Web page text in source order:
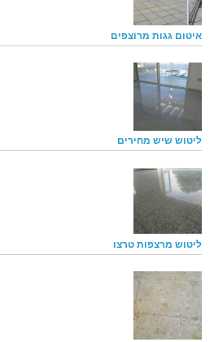
איטום גגות מרוצפים
ליטוש שיש מחירים
ליטוש מרצפות טרצו